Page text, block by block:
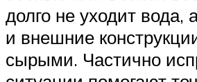
долго не уходит вода,
и внешние
сырыми. Частично